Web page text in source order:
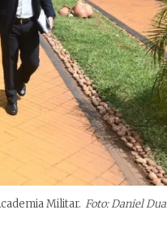
Militar. Foto: Daniel